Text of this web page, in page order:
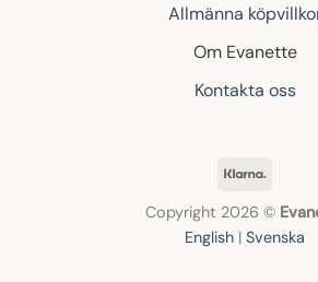
Allmänna
Om Evanette
Kontakta oss
Klarna
Copyright 2026 ©
English | Svenska